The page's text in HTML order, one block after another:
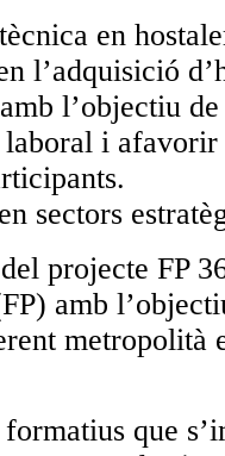
en
l’adquisició
l’objectiu
laboral i
sectors
projecte FP
amb
metropolità
que